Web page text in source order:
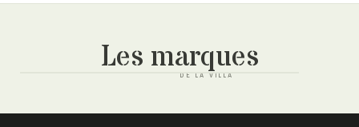
Les marques